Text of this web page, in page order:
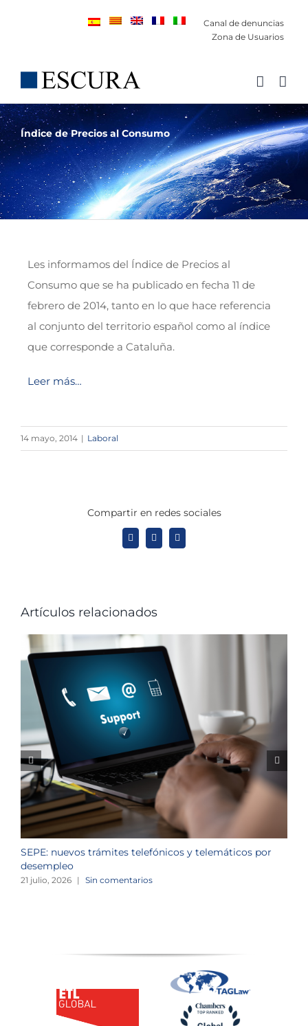
Canal de denuncias
Zona de Usuarios
Índice de Precios al Consumo
Les informamos del Índice de Precios al
Consumo que se ha publicado en fecha 11 de
febrero de 2014, tanto en lo que hace referencia
al conjunto del territorio español como al índice
que corresponde a Cataluña.
Leer más…
14 mayo, 2014 | Laboral
Compartir en redes sociales
X LinkedInWhatsApp
Artículos relacionados
SEPE: nuevos trámites telefónicos y telemáticos por
desempleo
21 julio, 2026 | Sin comentarios